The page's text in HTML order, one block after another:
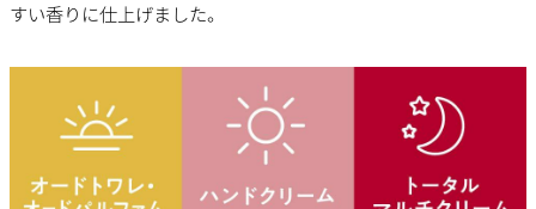
すい香りに仕上げました。